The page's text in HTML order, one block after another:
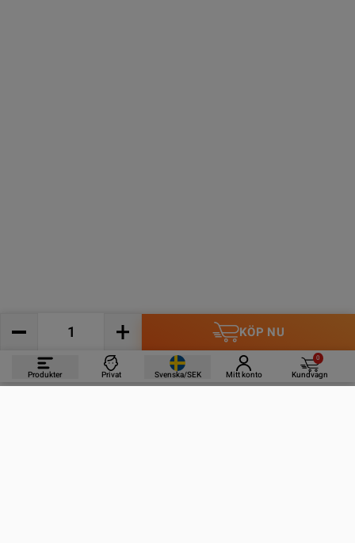
KÖP NU
Produkter Privat Svenska/SEK Mitt konto
0
Kundvagn